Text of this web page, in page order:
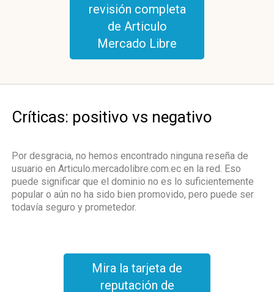
revisión completa
de Articulo
Mercado Libre
Críticas: positivo vs negativo
Por desgracia, no hemos encontrado ninguna reseña de
usuario en Articulo.mercadolibre.com.ec en la red. Eso
puede significar que el dominio no es lo suficientemente
popular o aún no ha sido bien promovido, pero puede ser
todavía seguro y prometedor.
Mira la tarjeta de
reputación de